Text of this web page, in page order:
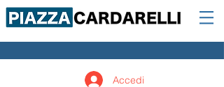
Accedi